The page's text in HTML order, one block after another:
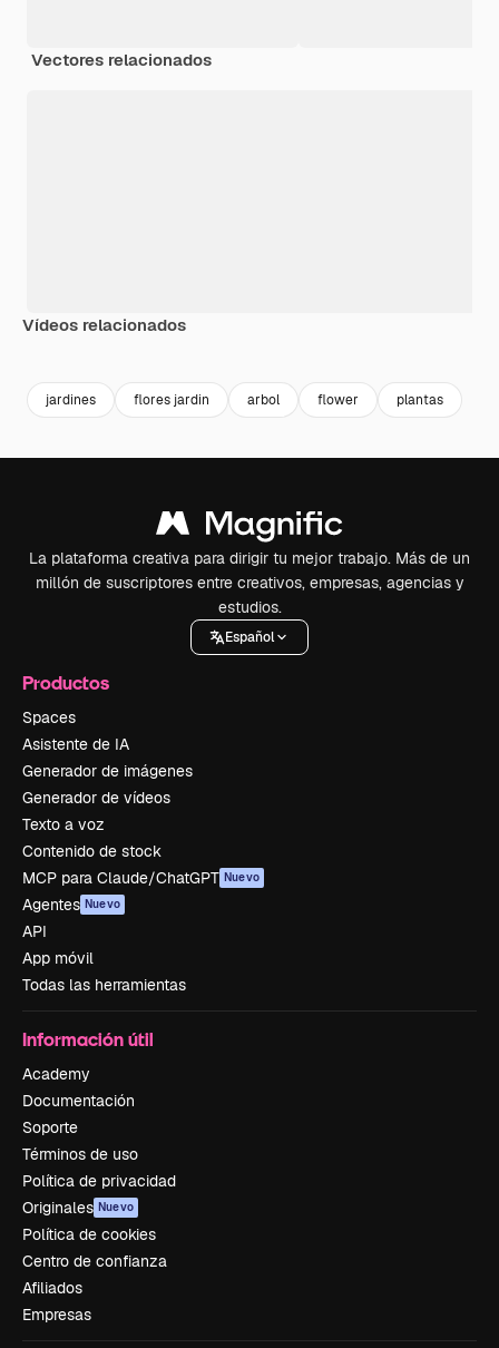
Vectores relacionados
Vídeos relacionados
jardines flores jardin arbol flower plantas
La plataforma creativa para dirigir tu mejor trabajo. Más de un
millón de suscriptores entre creativos, empresas, agencias y
estudios.
Español
Productos
Spaces
Asistente de IA
Generador de imágenes
Generador de vídeos
Texto a voz
Contenido de stock
MCP para Claude/ChatGPT Nuevo
Agentes Nuevo
API
App móvil
Todas las herramientas
Información útil
Academy
Documentación
Soporte
Términos de uso
Política de privacidad
Originales Nuevo
Política de cookies
Centro de confianza
Afiliados
Empresas